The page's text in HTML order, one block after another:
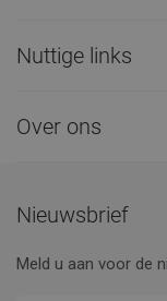
Nuttige links
Over ons
Nieuwsbrief
Meld u aan voor de